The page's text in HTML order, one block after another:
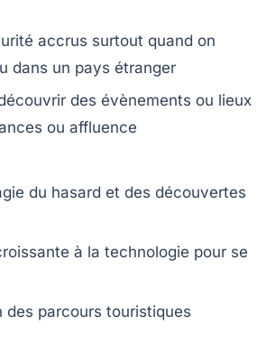
accrus surtout quand on
dans un pays étranger
des évènements ou lieux
ou affluence
du hasard et des découvertes
à la technologie pour se
des parcours touristiques